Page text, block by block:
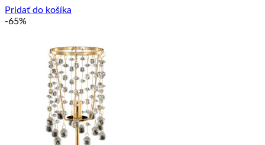
Pridať do košíka
-65%